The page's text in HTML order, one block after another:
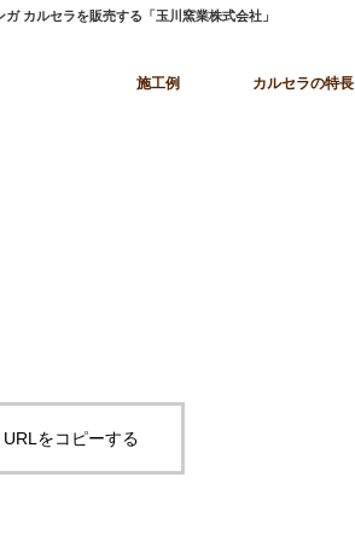
カルセラを販売する「玉川窯業株式会社」
施工例 カルセラの特長
をコピーする